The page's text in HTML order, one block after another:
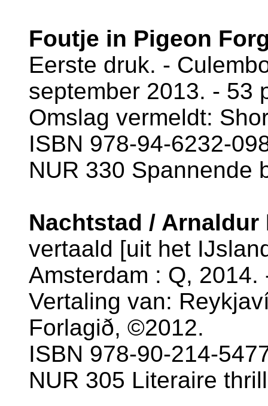
Foutje in Pigeon
Eerste druk. -
september 2013. - 53
Omslag vermeldt:
ISBN 978-94-6232-
NUR 330 Spannende
Nachtstad /
vertaald [uit het
Amsterdam : Q,
Vertaling van:
Forlagið, ©2012.
ISBN 978-90-214-
NUR 305 Literaire